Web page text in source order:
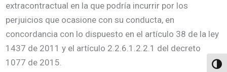
extracontractual en la que podría incurrir por los
perjuicios que ocasione con su conducta, en
concordancia con lo dispuesto en el artículo 38 de la ley
1437 de 2011 y el artículo 2.2.6.1.2.2.1 del decreto
1077 de 2015.